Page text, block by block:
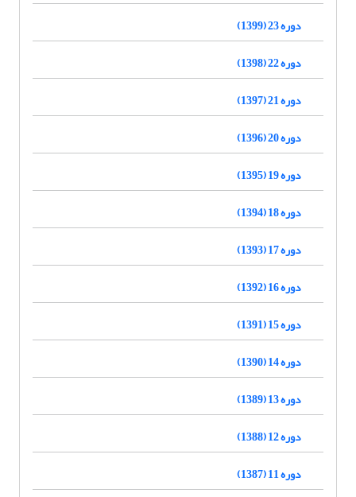
دوره 23 (1399)
دوره 22 (1398)
دوره 21 (1397)
دوره 20 (1396)
دوره 19 (1395)
دوره 18 (1394)
دوره 17 (1393)
دوره 16 (1392)
دوره 15 (1391)
دوره 14 (1390)
دوره 13 (1389)
دوره 12 (1388)
دوره 11 (1387)